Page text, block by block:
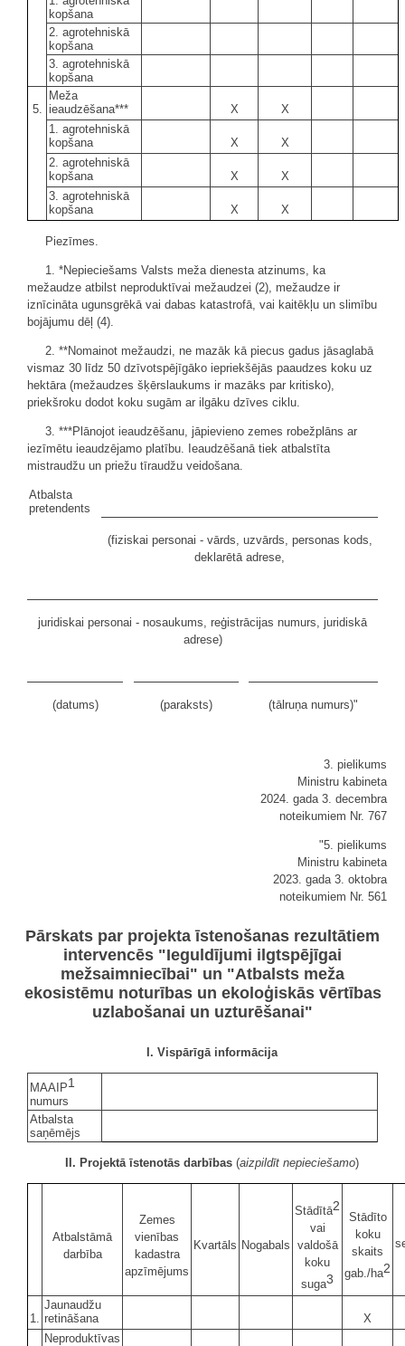
kopšana
2. agrotehniskā
kopšana
3. agrotehniskā
kopšana
5.
Meža
ieaudzēšana***
X
X
1. agrotehniskā
kopšana
X
X
2. agrotehniskā
kopšana
X
X
3. agrotehniskā
kopšana
X X
Piezīmes.
1. *Nepieciešams Valsts meža dienesta atzinums, ka
mežaudze atbilst neproduktīvai mežaudzei (2), mežaudze ir
iznīcināta ugunsgrēkā vai dabas katastrofā, vai kaitēkļu un slimību
bojājumu dēļ (4).
2. **Nomainot mežaudzi, ne mazāk kā piecus gadus jāsaglabā
vismaz 30 līdz 50 dzīvotspējīgāko iepriekšējās paaudzes koku uz
hektāra (mežaudzes šķērslaukums ir mazāks par kritisko),
priekšroku dodot koku sugām ar ilgāku dzīves ciklu.
3. ***Plānojot ieaudzēšanu, jāpievieno zemes robežplāns ar
iezīmētu ieaudzējamo platību. Ieaudzēšanā tiek atbalstīta
mistraudžu un priežu tīraudžu veidošana.
Atbalsta
pretendents
(fiziskai personai - vārds, uzvārds, personas kods,
deklarētā adrese,
juridiskai personai - nosaukums, reģistrācijas numurs, juridiskā
adrese)
(datums) (paraksts) (tālruņa numurs)"
3. pielikums
Ministru kabineta
2024. gada 3. decembra
noteikumiem Nr. 767
"5. pielikums
Ministru kabineta
2023. gada 3. oktobra
noteikumiem Nr. 561
Pārskats par projekta īstenošanas rezultātiem
intervencēs "Ieguldījumi ilgtspējīgai
mežsaimniecībai" un "Atbalsts meža
ekosistēmu noturības un ekoloģiskās vērtības
uzlabošanai un uzturēšanai"
I. Vispārīgā informācija
MAAIP1
numurs
Atbalsta
saņēmējs
II. Projektā īstenotās darbības(aizpildīt nepieciešamo)
Atbalstāmā
darbība
Zemes
vienības
kadastra
apzīmējums
Kvartāls Nogabals
Stādītā2
vai
valdošā
koku
suga3
Stādīto
koku
skaits
gab./ha2
1.
Jaunaudžu
retināšana
X
Neproduktīvas